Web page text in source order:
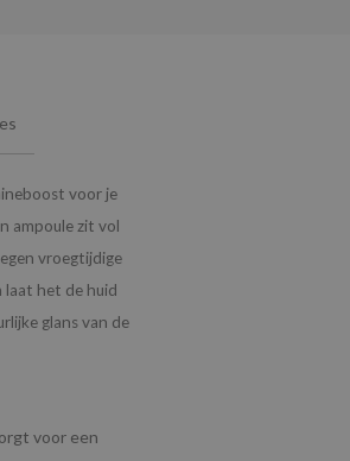
voor je
ampoule zit vol
vroegtijdige
het de huid
glans van de
voor een